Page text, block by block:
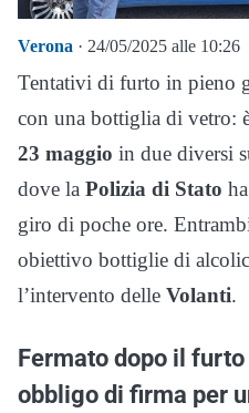
Verona · 24/05/2025 alle 10:26
Tentativi di furto in pieno
con una bottiglia di vetro:
23 maggio in due diversi
dove la Polizia di Stato
giro di poche ore.
obiettivo bottiglie di
l’intervento delle Volanti.
Fermato dopo il
obbligo di firma per